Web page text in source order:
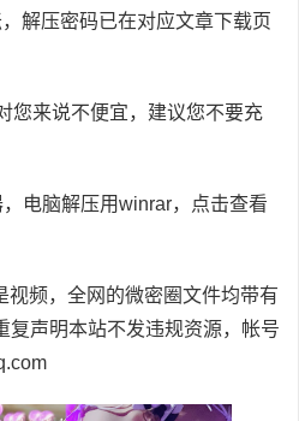
解压密码已在对应文章下载页
您来说不便宜，建议您不要充
电脑解压用winrar，点击查看
视频，全网的微密圈文件均带有
复声明本站不发违规资源，帐号